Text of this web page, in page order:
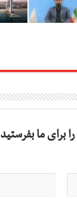
برای ما بفرستید